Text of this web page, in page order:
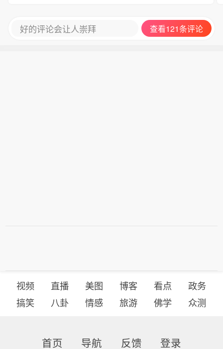
好的评论会让人崇拜 查看121条评论
视频 直播 美图 博客 看点
政务
搞笑
八卦 情感 旅游 佛学 众测
首页 导航 反馈 登录